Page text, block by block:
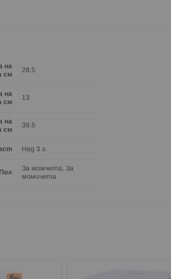
на
см
28.5
на
см
13
на
см
39.5
Над 3 г.
Пол
За момчета, За
момичета